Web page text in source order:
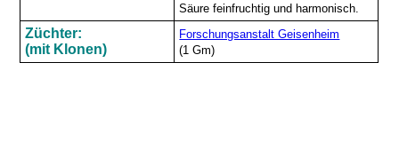
Säure feinfruchtig und harmonisch.
Züchter:
(mit Klonen)
Forschungsanstalt Geisenheim
(1 Gm)